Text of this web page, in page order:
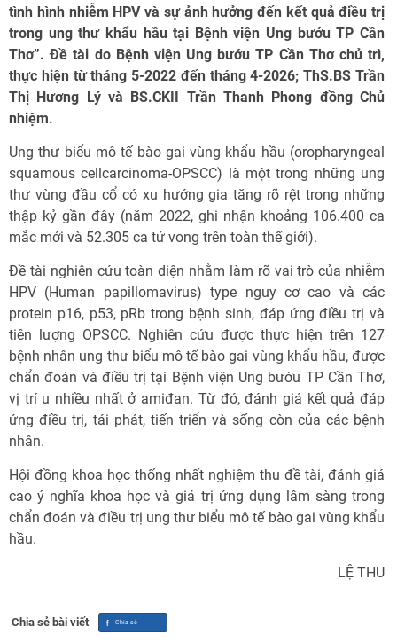
tình hình nhiễm HPV và sự ảnh hưởng đến kết quả điều trị
trong ung thư khẩu hầu tại Bệnh viện Ung bướu TP Cần
Thơ”. Đề tài do Bệnh viện Ung bướu TP Cần Thơ chủ trì,
thực hiện từ tháng 5-2022 đến tháng 4-2026; ThS.BS Trần
Thị Hương Lý và BS.CKII Trần Thanh Phong đồng Chủ
nhiệm.
Ung thư biểu mô tế bào gai vùng khẩu hầu (oropharyngeal
squamous cellcarcinoma-OPSCC) là một trong những ung
thư vùng đầu cổ có xu hướng gia tăng rõ rệt trong những
thập kỷ gần đây (năm 2022, ghi nhận khoảng 106.400 ca
mắc mới và 52.305 ca tử vong trên toàn thế giới).
Đề tài nghiên cứu toàn diện nhằm làm rõ vai trò của nhiễm
HPV (Human papillomavirus) type nguy cơ cao và các
protein p16, p53, pRb trong bệnh sinh, đáp ứng điều trị và
tiên lượng OPSCC. Nghiên cứu được thực hiện trên 127
bệnh nhân ung thư biểu mô tế bào gai vùng khẩu hầu, được
chẩn đoán và điều trị tại Bệnh viện Ung bướu TP Cần Thơ,
vị trí u nhiều nhất ở amiđan. Từ đó, đánh giá kết quả đáp
ứng điều trị, tái phát, tiến triển và sống còn của các bệnh
nhân.
Hội đồng khoa học thống nhất nghiệm thu đề tài, đánh giá
cao ý nghĩa khoa học và giá trị ứng dụng lâm sàng trong
chẩn đoán và điều trị ung thư biểu mô tế bào gai vùng khẩu
hầu.
LỆ THU
Chia sẻ bài viết